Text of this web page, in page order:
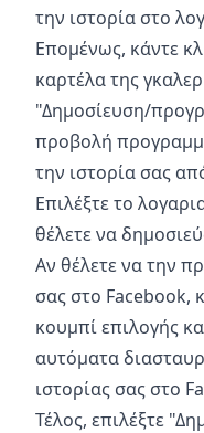
την ιστορία στο
Επομένως, κάντε
καρτέλα της
"Δημοσίευση/
προβολή
την ιστορία σας
Επιλέξτε το
θέλετε να
Αν θέλετε να την
σας στο Facebook,
κουμπί επιλογής
αυτόματα
ιστορίας σας στο
Τέλος, επιλέξτε